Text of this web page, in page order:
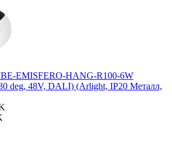
EMISFERO-HANG-R100-6W
deg, 48V, DALI) (Arlight, IP20 Металл,